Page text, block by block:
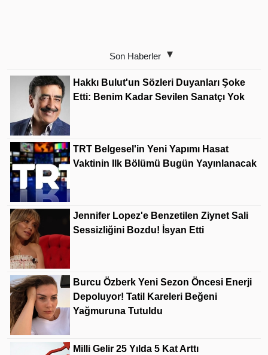
Son Haberler
Hakkı Bulut'un Sözleri Duyanları Şoke
Etti: Benim Kadar Sevilen Sanatçı Yok
TRT Belgesel'in Yeni Yapımı Hasat
Vaktinin Ilk Bölümü Bugün Yayınlanacak
Jennifer Lopez'e Benzetilen Ziynet Sali
Sessizliğini Bozdu! İsyan Etti
Burcu Özberk Yeni Sezon Öncesi Enerji
Depoluyor! Tatil Kareleri Beğeni
Yağmuruna Tutuldu
Milli Gelir 25 Yılda 5 Kat Arttı